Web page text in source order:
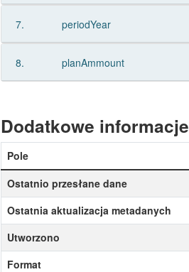
7. periodYear
8. planAmmount
Dodatkowe informacje
Pole
Ostatnio przesłane dane
Ostatnia aktualizacja metadanych
Utworzono
Format